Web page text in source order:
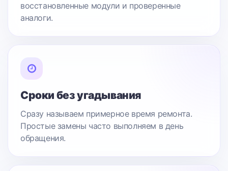
восстановленные модули и проверенные
аналоги.
Сроки без угадывания
Сразу называем примерное время ремонта.
Простые замены часто выполняем в день
обращения.